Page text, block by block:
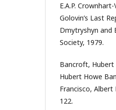
E.A.P.
Golovin’s Last
Dmytryshyn and
Society, 1979.
Bancroft, Hubert
Hubert Howe
Francisco,
122.